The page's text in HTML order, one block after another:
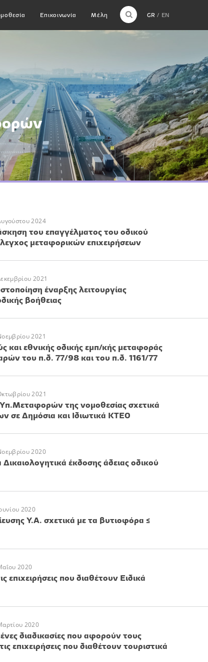
GR EN
Επικοινωνία Μέλη
2024
του επαγγέλματος του οδικού
μεταφορικών επιχειρήσεων
2021
έναρξης λειτουργίας
βοήθειας
2021
εθνικής οδικής εμπ/κής μεταφοράς
του π.δ. 77/98 και του π.δ. 1161/77
2021
της νομοθεσίας σχετικά
σε Δημόσια και Ιδιωτικά ΚΤΕΟ
2020
Δικαιολογητικά έκδοσης άδειας οδικού
2020
Υ.Α. σχετικά με τα βυτιοφόρα ≤
2020
επιχειρήσεις που διαθέτουν Ειδικά
2020
διαδικασίες που αφορούν τους
επιχειρήσεις που διαθέτουν τουριστικά